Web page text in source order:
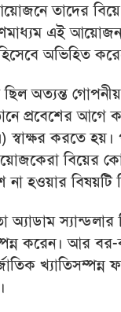
তাদের বিয়ে
গণমাধ্যম এই
অভিহিত
ছিল অত্যন্ত
প্রবেশের আগে
স্বাক্ষর করতে
বিয়ের
হওয়ার বিষয়টি
অ্যাডাম স্যান্ডলার
করেন। আর
খ্যাতিসম্পন্ন